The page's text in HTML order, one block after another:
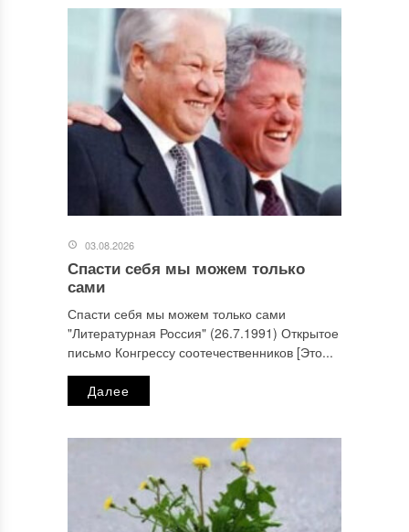
03.08.2026
Спасти себя мы можем только
сами
Спасти себя мы можем только сами
"Литературная Россия" (26.7.1991) Открытое
письмо Конгрессу соотечественников [Это...
Далее